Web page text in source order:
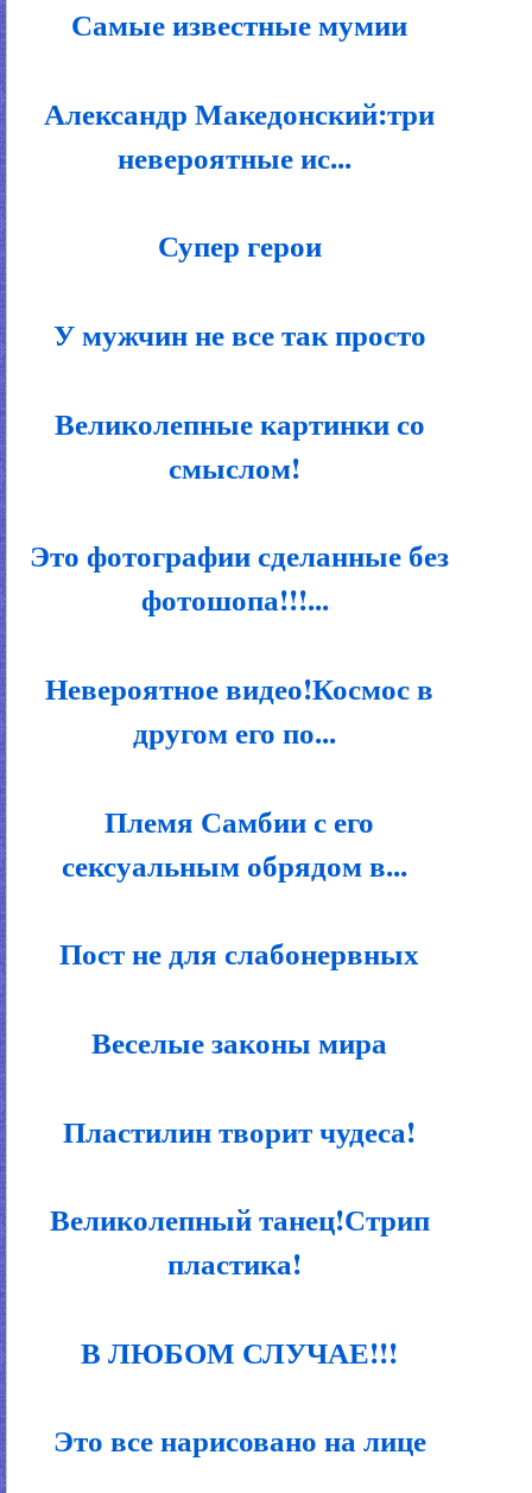
Самые известные мумии
Александр Македонский:три
невероятные ис...
Супер герои
У мужчин не все так просто
Великолепные картинки со
смыслом!
Это фотографии сделанные без
фотошопа!!!...
Невероятное видео!Космос в
другом его по...
Племя Самбии с его
сексуальным обрядом в...
Пост не для слабонервных
Веселые законы мира
Пластилин творит чудеса!
Великолепный танец!Стрип
пластика!
В ЛЮБОМ СЛУЧАЕ!!!
Это все нарисовано на лице